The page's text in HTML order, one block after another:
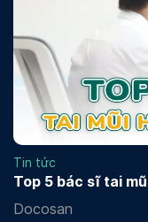
Tin tức
Top 5 bác sĩ tai
Docosan